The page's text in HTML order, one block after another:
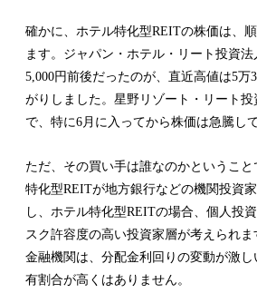
確かに、ホテル特化型REITの株価は、
ます。ジャパン・ホテル・リート投資
5,000円前後だったのが、直近高値は5万
がりしました。星野リゾート・リート
で、特に6月に入ってから株価は急騰し
ただ、その買い手は誰なのかというこ
特化型REITが地方銀行などの機関投資
し、ホテル特化型REITの場合、個人投
スク許容度の高い投資家層が考えられ
金融機関は、分配金利回りの変動が激
有割合が高くはありません。